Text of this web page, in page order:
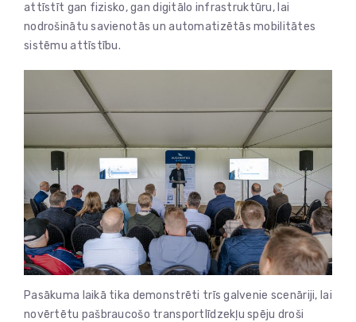
attīstīt gan fizisko, gan digitālo infrastruktūru, lai
nodrošinātu savienotās un automatizētās mobilitātes
sistēmu attīstību.
Pasākuma laikā tika demonstrēti trīs galvenie scenāriji, lai
novērtētu pašbraucošo transportlīdzekļu spēju droši